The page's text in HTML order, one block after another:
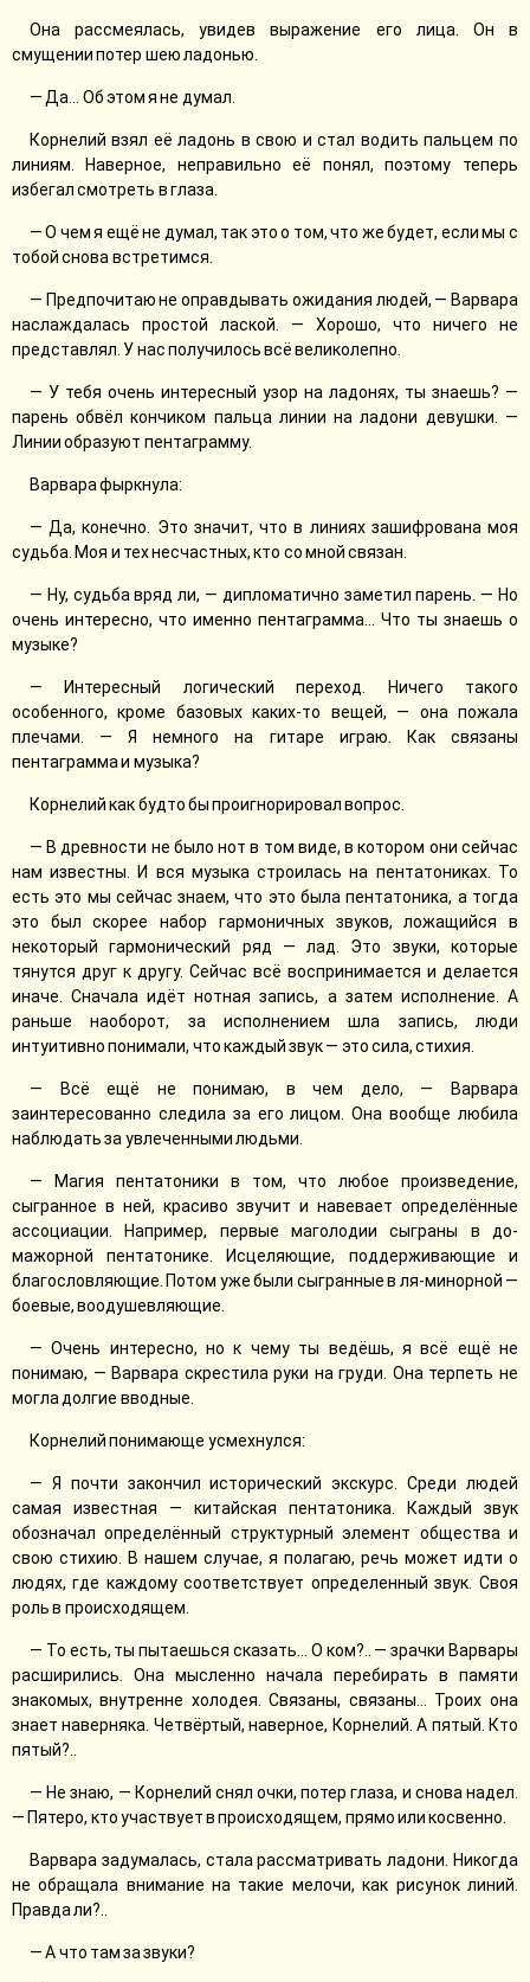
Она рассмеялась, увидев выражение его лица. Он в
смущении потер шею ладонью.
— Да... Об этом я не думал.
Корнелий взял её ладонь в свою и стал водить пальцем по
линиям. Наверное, неправильно её понял, поэтому теперь
избегал смотреть в глаза.
— О чем я ещё не думал, так это о том, что же будет, если мы с
тобой снова встретимся.
— Предпочитаю не оправдывать ожидания людей, — Варвара
наслаждалась простой лаской. — Хорошо, что ничего не
представлял. У нас получилось всё великолепно.
— У тебя очень интересный узор на ладонях, ты знаешь? —
парень обвёл кончиком пальца линии на ладони девушки. —
Линии образуют пентаграмму.
Варвара фыркнула:
— Да, конечно. Это значит, что в линиях зашифрована моя
судьба. Моя и тех несчастных, кто со мной связан.
— Ну, судьба вряд ли, — дипломатично заметил парень. — Но
очень интересно, что именно пентаграмма... Что ты знаешь о
музыке?
— Интересный логический переход. Ничего такого
особенного, кроме базовых каких-то вещей, — она пожала
плечами. — Я немного на гитаре играю. Как связаны
пентаграмма и музыка?
Корнелий как будто бы проигнорировал вопрос.
— В древности не было нот в том виде, в котором они сейчас
нам известны. И вся музыка строилась на пентатониках. То
есть это мы сейчас знаем, что это была пентатоника, а тогда
это был скорее набор гармоничных звуков, ложащийся в
некоторый гармонический ряд — лад. Это звуки, которые
тянутся друг к другу. Сейчас всё воспринимается и делается
иначе. Сначала идёт нотная запись, а затем исполнение. А
раньше наоборот, за исполнением шла запись, люди
интуитивно понимали, что каждый звук — это сила, стихия.
— Всё ещё не понимаю, в чем дело, — Варвара
заинтересованно следила за его лицом. Она вообще любила
наблюдать за увлеченными людьми.
— Магия пентатоники в том, что любое произведение,
сыгранное в ней, красиво звучит и навевает определённые
ассоциации. Например, первые маголодии сыграны в до-
мажорной пентатонике. Исцеляющие, поддерживающие и
благословляющие. Потом уже были сыгранные в ля-минорной —
боевые, воодушевляющие.
— Очень интересно, но к чему ты ведëшь, я всё ещё не
понимаю, — Варвара скрестила руки на груди. Она терпеть не
могла долгие вводные.
Корнелий понимающе усмехнулся:
— Я почти закончил исторический экскурс. Среди людей
самая известная — китайская пентатоника. Каждый звук
обозначал определённый структурный элемент общества и
свою стихию. В нашем случае, я полагаю, речь может идти о
людях, где каждому соответствует определенный звук. Своя
роль в происходящем.
— То есть, ты пытаешься сказать... О ком?.. — зрачки Варвары
расширились. Она мысленно начала перебирать в памяти
знакомых, внутренне холодея. Связаны, связаны... Троих она
знает наверняка. Четвёртый, наверное, Корнелий. А пятый. Кто
пятый?..
— Не знаю, — Корнелий снял очки, потер глаза, и снова надел.
— Пятеро, кто участвует в происходящем, прямо или косвенно.
Варвара задумалась, стала рассматривать ладони. Никогда
не обращала внимание на такие мелочи, как рисунок линий.
Правда ли?..
— А что там за звуки?